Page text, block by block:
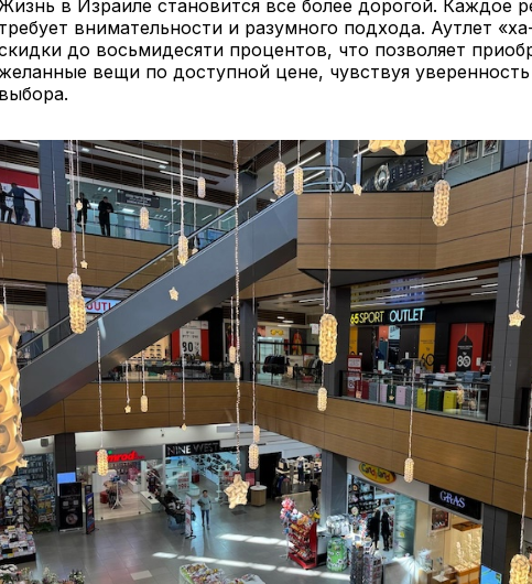
в Израиле становится все более дорогой. Каждое
требует внимательности и разумного подхода. Аутлет
до восьмидесяти процентов, что позволяет
вещи по доступной цене, чувствуя
выбора.